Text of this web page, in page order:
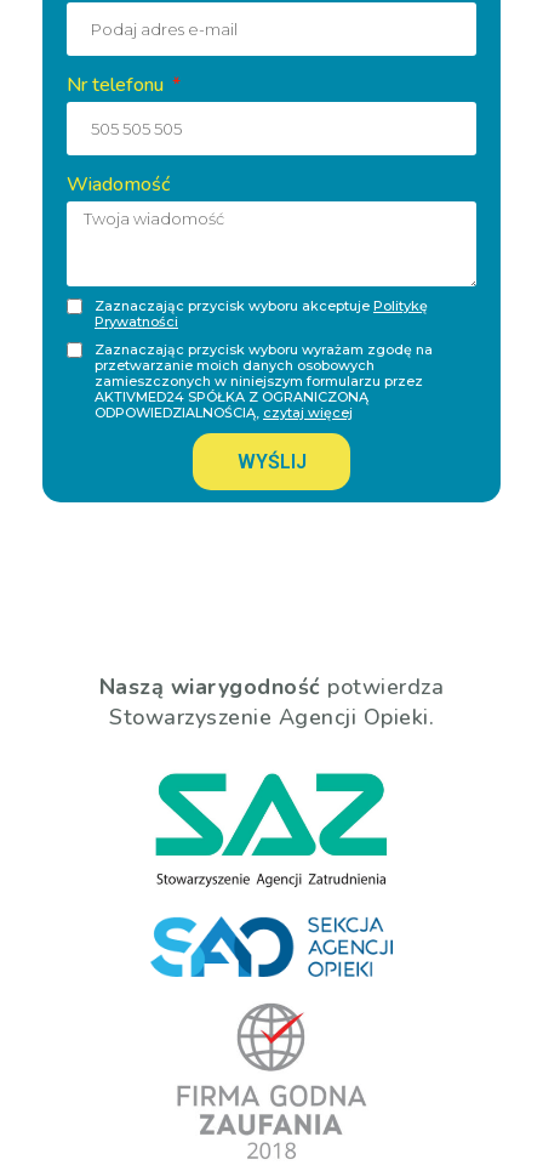
Nr telefonu
Wiadomość
Zaznaczając przycisk wyboru akceptuje Politykę
Prywatności
Zaznaczając przycisk wyboru wyrażam zgodę na
przetwarzanie moich danych osobowych
zamieszczonych w niniejszym formularzu przez
AKTIVMED24 SPÓŁKA Z OGRANICZONĄ
ODPOWIEDZIALNOŚCIĄ, czytaj więcej
WYŚLIJ
Naszą wiarygodność potwierdza
Stowarzyszenie Agencji Opieki.